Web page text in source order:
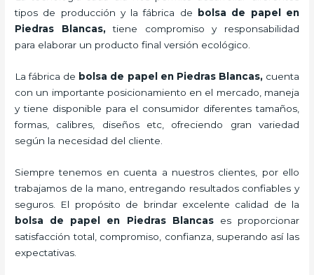
tipos de producción y la fábrica de
bolsa de papel en
Piedras Blancas,tiene compromiso y responsabilidad
para elaborar un producto final versión ecológico.
La fábrica de bolsa de papel en Piedras Blancas, cuenta
con un importante posicionamiento en el mercado, maneja
y tiene disponible para el consumidor diferentes tamaños,
formas, calibres, diseños etc, ofreciendo gran variedad
según la necesidad del cliente.
Siempre tenemos en cuenta a nuestros clientes, por ello
trabajamos de la mano, entregando resultados confiables y
seguros. El propósito de brindar excelente calidad de la
bolsa de papel en Piedras Blancas es proporcionar
satisfacción total, compromiso, confianza, superando así las
expectativas.